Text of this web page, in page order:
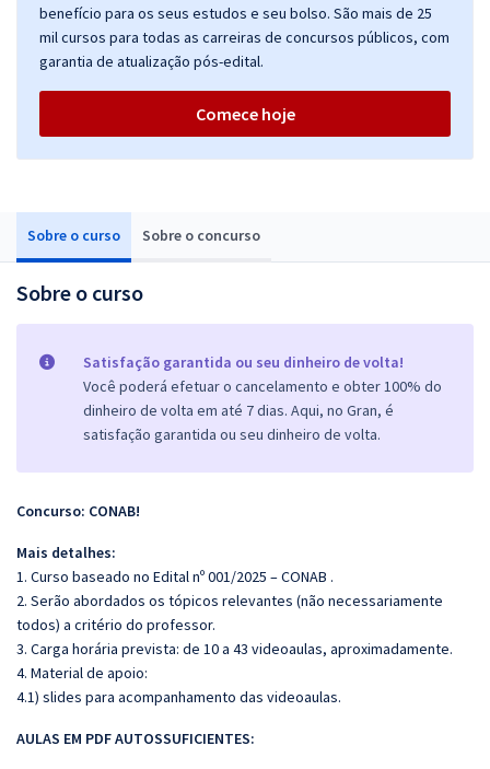
Sobre o curso Sobre o concurso
Sobre o curso
Satisfação garantida ou seu dinheiro de volta!
Você poderá efetuar o cancelamento e obter 100% do
dinheiro de volta em até 7 dias. Aqui, no Gran, é
satisfação garantida ou seu dinheiro de volta.
Concurso: CONAB!
Mais detalhes:
1. Curso baseado no Edital nº 001/2025 – CONAB .
2. Serão abordados os tópicos relevantes (não necessariamente
todos) a critério do professor.
3. Carga horária prevista: de 10 a 43 videoaulas, aproximadamente.
4. Material de apoio:
4.1) slides para acompanhamento das videoaulas.
AULAS EM PDF AUTOSSUFICIENTES:
benefício para os seus estudos e seu bolso. São mais de 25
mil cursos para todas as carreiras de concursos públicos, com
garantia de atualização pós-edital.
Comece hoje